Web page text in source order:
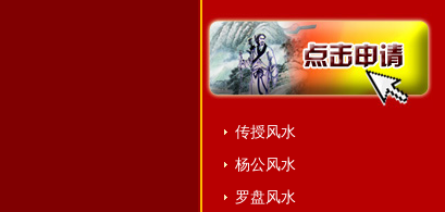
传授风水
杨公风水
罗盘风水